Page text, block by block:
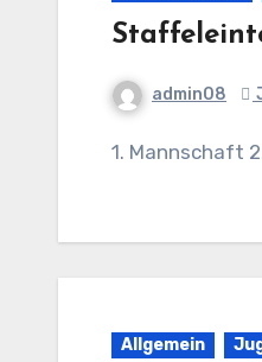
admin08
1. Mannschaft
Allgemein